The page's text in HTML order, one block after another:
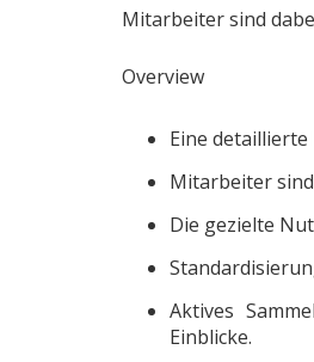
Mitarbeiter sind
Overview
Eine
Mitarbeiter
Die gezielte
Aktives
Einblicke.